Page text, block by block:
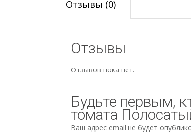
Отзывы (0)
Отзывы
Отзывов пока нет.
Будьте первым,
томата
Ваш адрес email не будет